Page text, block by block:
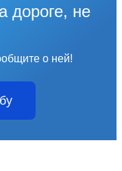
дороге, не
о ней!